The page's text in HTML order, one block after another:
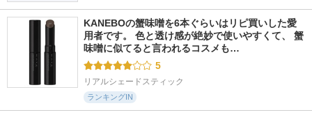
KANEBOの蟹味噌を6本ぐらいはリピ買いした愛
用者です。 色と透け感が絶妙で使いやすくて、 蟹
味噌に似てると言われるコスメも…
5
リアルシェードスティック
ランキングIN